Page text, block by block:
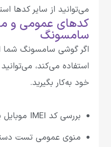
می‌توانید از سایر کدها
کدهای عمومی و
سامسونگ
استفاده می‌کند،
خود به‌کار بگیرید.
بررسی کد IMEI موبایل یا تبلت: *#06#
منوی عمومی تست